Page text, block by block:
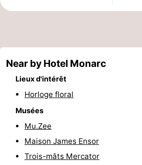
de
Aires
jeux
-
Parcours
mini-
Centres
bien-
Nature
Near by Hotel Monarc
Lieux d'intérêt
Horloge floral
Musées
Mu.Zee
Maison James Ensor
Trois-mâts Mercator